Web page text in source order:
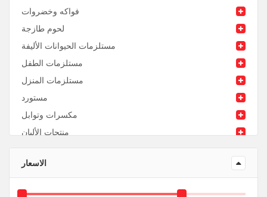
فواكه وخضروات
لحوم طازجة
مستلزمات الحيوانات الأليفة
مستلزمات الطفل
مستلزمات المنزل
مستورد
مكسرات وتوابل
منتجات الألبان
الاسعار